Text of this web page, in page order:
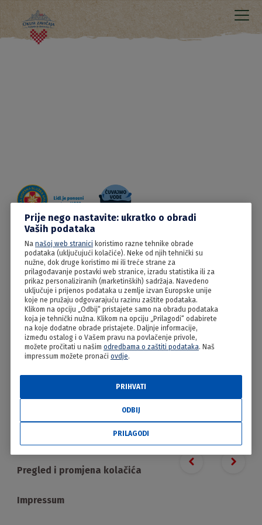
09.06.2022
Zagorski štruklji
Previous slide
Next
Pregled i promjena kolačića
Impressum
Prije nego nastavite: ukratko o obradi
Vaših podataka
Na našoj web stranici koristimo razne tehnike obrade
podataka (uključujući kolačiće). Neke od njih tehnički su
nužne, dok druge koristimo mi ili treće strane za
prilagođavanje postavki web stranice, izradu statistika ili za
prikaz personaliziranih (marketinških) sadržaja. Navedeno
uključuje i prijenos podataka u zemlje izvan Europske unije
koje ne pružaju odgovarajuću razinu zaštite podataka.
Klikom na opciju „Odbij“ pristajete samo na obradu podataka
koja je tehnički nužna. Klikom na opciju „Prilagodi“ odabirete
na koje dodatne obrade pristajete. Daljnje informacije,
između ostalog i o Vašem pravu na povlačenje privole,
možete pročitati u našim odredbama o zaštiti podataka. Naš
impressum možete pronaći ovdje.
ODBIJ
PRIHVATI
PRILAGODI